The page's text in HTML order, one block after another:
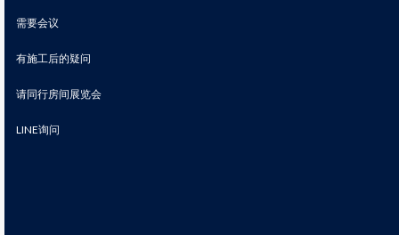
需要会议
有施工后的疑问
请同行房间展览会
LINE询问